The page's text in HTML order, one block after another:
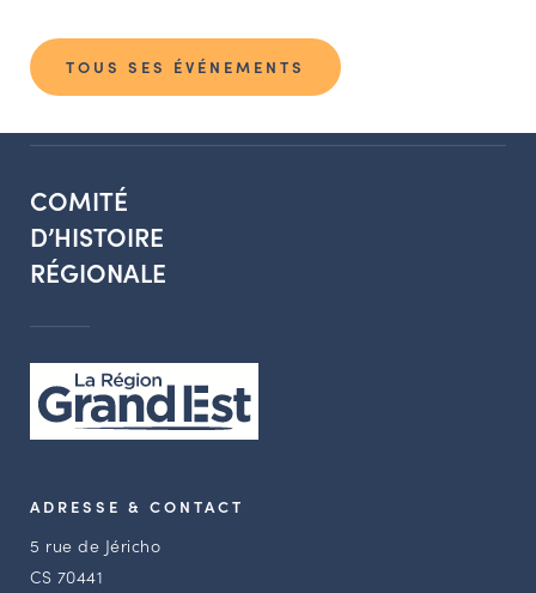
TOUS SES ÉVÉNEMENTS
COMITÉ
D’HISTOIRE
RÉGIONALE
ADRESSE & CONTACT
5 rue de Jéricho
CS 70441